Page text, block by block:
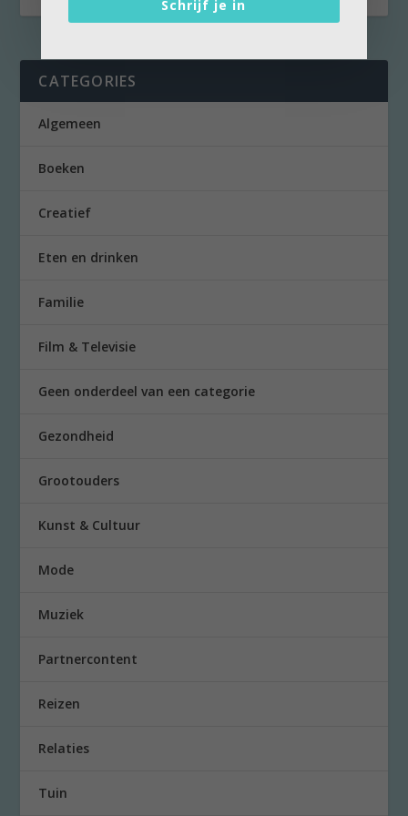
CATEGORIES
Algemeen
Boeken
Creatief
Eten en drinken
Familie
Film & Televisie
Geen onderdeel van een categorie
Gezondheid
Grootouders
Kunst & Cultuur
Mode
Muziek
Partnercontent
Reizen
Relaties
Tuin
Schrijf je in